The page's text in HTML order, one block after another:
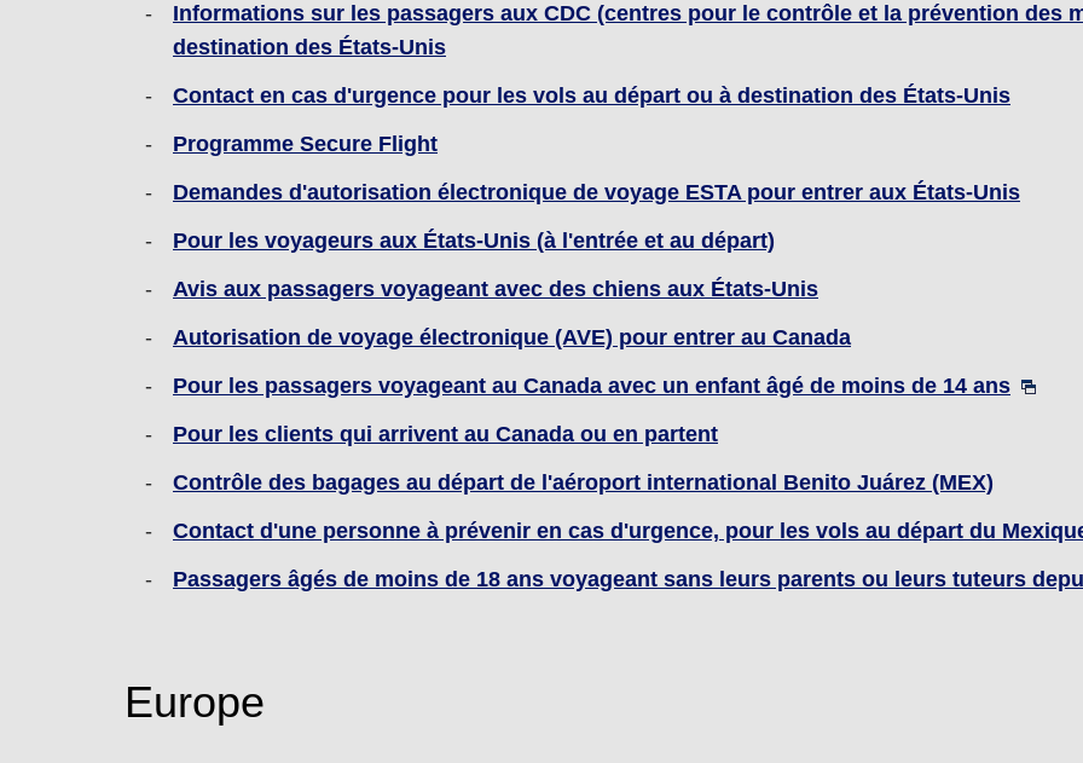
Informations sur les passagers aux CDC (centres pour le contrôle et la prévention des
destination des États-Unis
Contact en cas d'urgence pour les vols au départ ou à destination des États-Unis
Programme Secure Flight
Demandes d'autorisation électronique de voyage ESTA pour entrer aux États-Unis
Pour les voyageurs aux États-Unis (à l'entrée et au départ)
Avis aux passagers voyageant avec des chiens aux États-Unis
Autorisation de voyage électronique (AVE) pour entrer au Canada
Pour les passagers voyageant au Canada avec un enfant âgé de moins de 14 ans
Pour les clients qui arrivent au Canada ou en partent
Contrôle des bagages au départ de l'aéroport international Benito Juárez (MEX)
Contact d'une personne à prévenir en cas d'urgence, pour les vols au départ du
Passagers âgés de moins de 18 ans voyageant sans leurs parents ou leurs tuteurs
Europe